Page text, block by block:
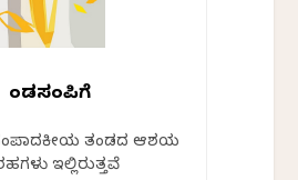
ಕೆಂಡಸಂಪಿಗೆ
ತಂಡದ ಆಶಯ
ಇಲ್ಲಿರುತ್ತವೆ